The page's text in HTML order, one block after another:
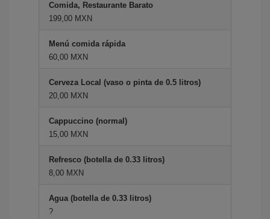
Comida, Restaurante Barato
199,00 MXN
Menú comida rápida
60,00 MXN
Cerveza Local (vaso o pinta de 0.5 litros)
20,00 MXN
Cappuccino (normal)
15,00 MXN
Refresco (botella de 0.33 litros)
8,00 MXN
Agua (botella de 0.33 litros)
?